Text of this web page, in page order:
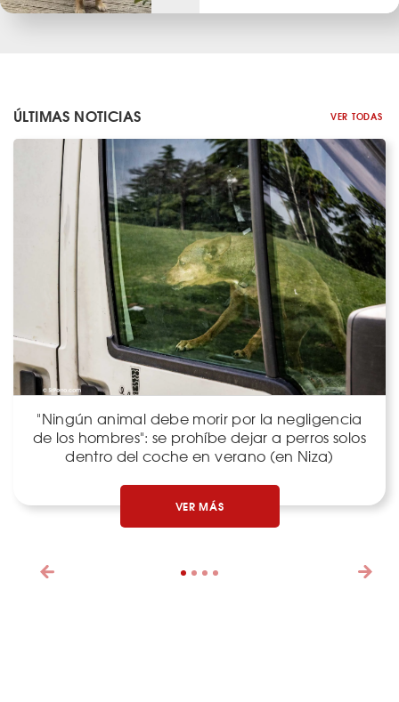
ÚLTIMAS NOTICIAS VER TODAS
"Ningún animal debe morir por la negligencia
de los hombres": se prohíbe dejar a perros solos
dentro del coche en verano (en Niza)
VER MÁS